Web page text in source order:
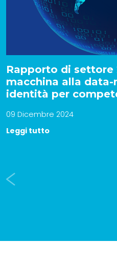
Rapporto di settore
macchina alla data-
identità per
09 Dicembre 2024
Leggi tutto
Prev